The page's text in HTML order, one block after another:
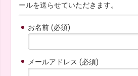
ールを送らせていただきます。
お名前 (必須)
メールアドレス (必須)